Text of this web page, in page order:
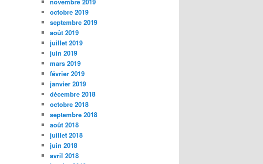
novembre 2019
octobre 2019
septembre 2019
août 2019
juillet 2019
juin 2019
mars 2019
février 2019
janvier 2019
décembre 2018
octobre 2018
septembre 2018
août 2018
juillet 2018
juin 2018
avril 2018